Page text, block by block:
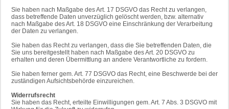
Sie haben nach Maßgabe des Art. 17 DSGVO das Recht zu verlangen,
dass betreffende Daten unverzüglich gelöscht werden, bzw. alternativ
nach Maßgabe des Art. 18 DSGVO eine Einschränkung der Verarbeitung
der Daten zu verlangen.
Sie haben das Recht zu verlangen, dass die Sie betreffenden Daten, die
Sie uns bereitgestellt haben nach Maßgabe des Art. 20 DSGVO zu
erhalten und deren Übermittlung an andere Verantwortliche zu fordern.
Sie haben ferner gem. Art. 77 DSGVO das Recht, eine Beschwerde bei der
zuständigen Aufsichtsbehörde einzureichen.
Widerrufsrecht
Sie haben das Recht, erteilte Einwilligungen gem. Art. 7 Abs. 3 DSGVO mit